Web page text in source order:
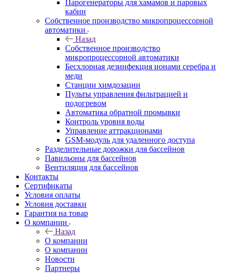
Парогенераторы для хамамов и паровых
кабин
Собственное производство микропроцессорной
автоматики
Назад
Собственное производство
микропроцессорной автоматики
Беcхлорная дезинфекция ионами серебра и
меди
Станции химдозации
Пульты управления фильтрацией и
подогревом
Автоматика обратной промывки
Контроль уровня воды
Управление аттракционами
GSM-модуль для удаленного доступа
Разделительные дорожки для бассейнов
Павильоны для бассейнов
Вентиляция для бассейнов
Контакты
Сертификаты
Условия оплаты
Условия доставки
Гарантия на товар
О компании
Назад
О компании
О компании
Новости
Партнеры